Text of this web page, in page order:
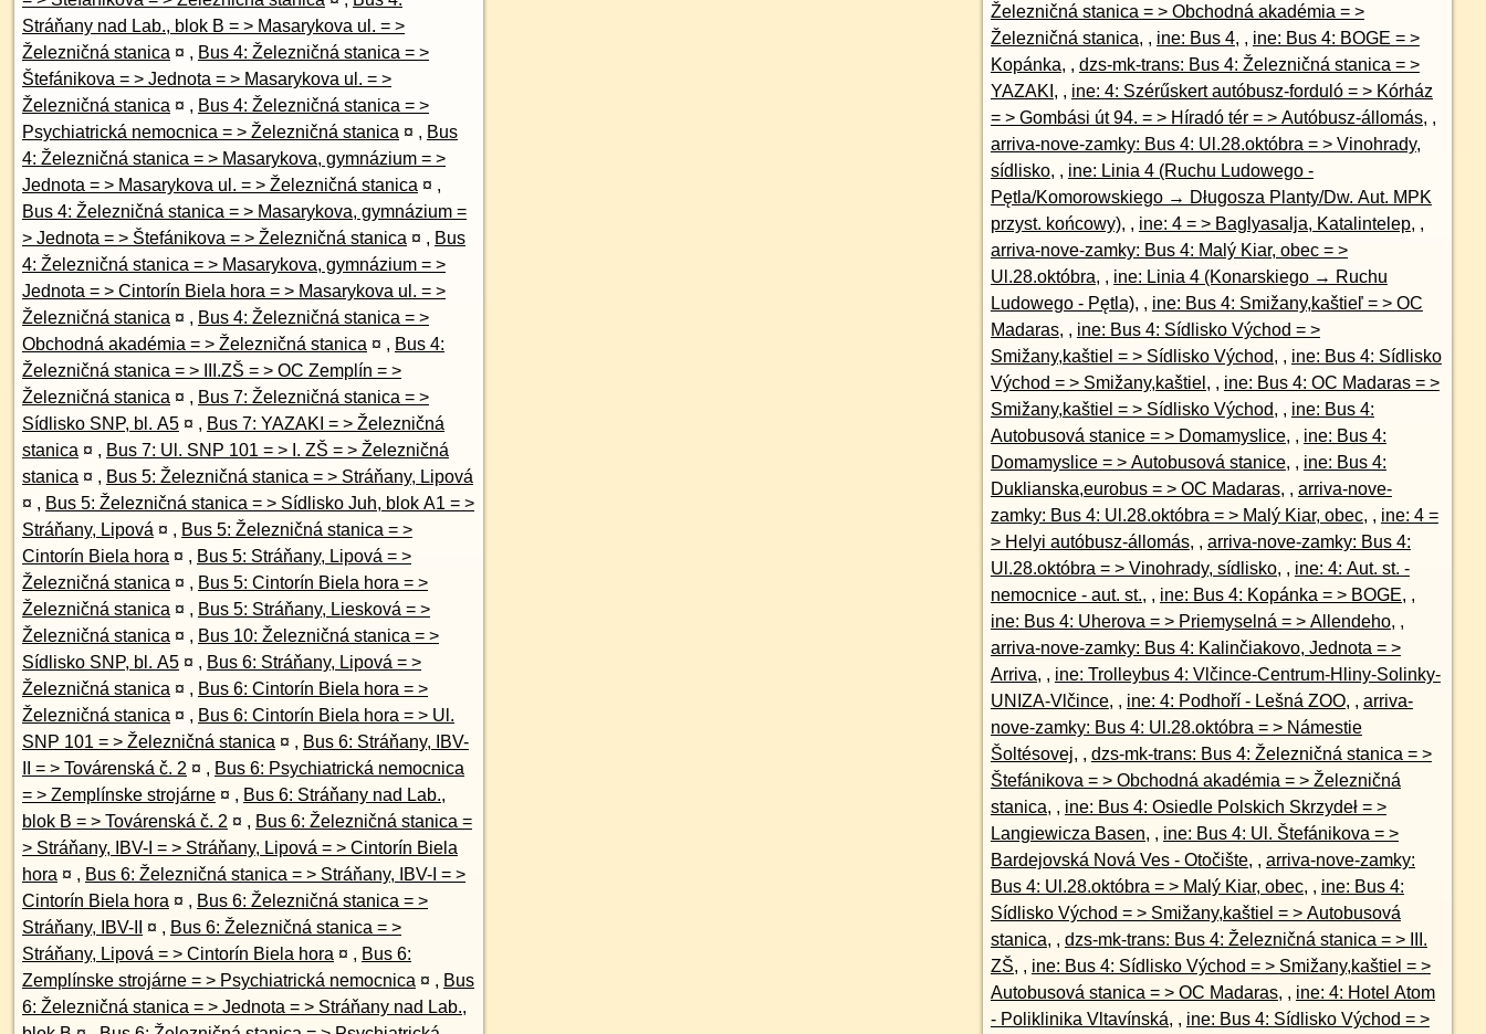
Stráňany nad Lab., blok B = > Masarykova ul. = >
Železničná stanica ¤ , Bus 4: Železničná stanica = >
Štefánikova = > Jednota = > Masarykova ul. = >
Železničná stanica ¤ , Bus 4: Železničná stanica = >
Psychiatrická nemocnica = > Železničná stanica ¤ , Bus
4: Železničná stanica = > Masarykova, gymnázium = >
Jednota = > Masarykova ul. = > Železničná stanica ¤ ,
Bus 4: Železničná stanica = > Masarykova, gymnázium =
> Jednota = > Štefánikova = > Železničná stanica ¤ , Bus
4: Železničná stanica = > Masarykova, gymnázium = >
Jednota = > Cintorín Biela hora = > Masarykova ul. = >
Železničná stanica ¤ , Bus 4: Železničná stanica = >
Obchodná akadémia = > Železničná stanica ¤ , Bus 4:
Železničná stanica = > III.ZŠ = > OC Zemplín = >
Železničná stanica ¤ , Bus 7: Železničná stanica = >
Sídlisko SNP, bl. A5 ¤ , Bus 7: YAZAKI = > Železničná
stanica ¤ , Bus 7: Ul. SNP 101 = > I. ZŠ = > Železničná
stanica ¤ ,
Bus 5: Železničná stanica = > Stráňany, Lipová
¤ , Bus 5: Železničná stanica = > Sídlisko Juh, blok A1 = >
Stráňany, Lipová ¤ , Bus 5: Železničná stanica = >
Cintorín Biela hora ¤ , Bus 5: Stráňany, Lipová = >
Železničná stanica ¤ , Bus 5: Cintorín Biela hora = >
Železničná stanica ¤ , Bus 5: Stráňany, Liesková = >
Železničná stanica ¤ , Bus 10: Železničná stanica = >
Sídlisko SNP, bl. A5 ¤ , Bus 6: Stráňany, Lipová = >
Železničná stanica ¤ , Bus 6: Cintorín Biela hora = >
Železničná stanica ¤ , Bus 6: Cintorín Biela hora = > Ul.
SNP 101 = > Železničná stanica ¤ , Bus 6: Stráňany, IBV-
II = > Továrenská č. 2 ¤ , Bus 6: Psychiatrická nemocnica
= > Zemplínske strojárne ¤ , Bus 6: Stráňany nad Lab.,
blok B = > Továrenská č. 2 ¤ , Bus 6: Železničná stanica =
> Stráňany, IBV-I = > Stráňany, Lipová = > Cintorín Biela
hora ¤ , Bus 6: Železničná stanica = > Stráňany, IBV-I = >
Cintorín Biela hora ¤ , Bus 6: Železničná stanica = >
Stráňany, IBV-II
¤ , Bus 6: Železničná stanica = >
Stráňany, Lipová = > Cintorín Biela hora ¤ , Bus 6:
Zemplínske strojárne = > Psychiatrická nemocnica ¤ , Bus
6: Železničná stanica = > Jednota = > Stráňany nad Lab.,
Železničná stanica = > Obchodná akadémia = >
Železničná stanica, , ine: Bus 4, , ine: Bus 4: BOGE = >
Kopánka, , dzs-mk-trans: Bus 4: Železničná stanica = >
YAZAKI , , ine: 4: Szérűskert autóbusz-forduló = > Kórház
= > Gombási út 94. = > Híradó tér = > Autóbusz-állomás, ,
arriva-nove-zamky: Bus 4: Ul.28.októbra = > Vinohrady,
sídlisko, , ine: Linia 4 (Ruchu Ludowego -
Pętla/Komorowskiego → Długosza Planty/Dw. Aut. MPK
przyst. końcowy), , ine: 4 = > Baglyasalja, Katalintelep, ,
arriva-nove-zamky: Bus 4: Malý Kiar, obec = >
Ul.28.októbra, , ine: Linia 4 (Konarskiego → Ruchu
Ludowego - Pętla), , ine: Bus 4: Smižany,kaštieľ = > OC
Madaras, , ine: Bus 4: Sídlisko Východ = >
Smižany,kaštiel = > Sídlisko Východ, , ine: Bus 4: Sídlisko
Východ = > Smižany,kaštiel , , ine: Bus 4: OC Madaras = >
Smižany,kaštiel = > Sídlisko Východ, , ine: Bus 4:
Autobusová stanice = > Domamyslice, , ine: Bus 4:
Domamyslice = > Autobusová stanice, , ine: Bus 4:
Duklianska,eurobus = > OC Madaras, , arriva-nove-
zamky: Bus 4: Ul.28.októbra = > Malý Kiar, obec, , ine: 4 =
> Helyi autóbusz-állomás, , arriva-nove-zamky: Bus 4:
Ul.28.októbra = > Vinohrady, sídlisko, , ine: 4: Aut. st. -
nemocnice - aut. st., , ine: Bus 4: Kopánka = > BOGE, ,
ine: Bus 4: Uherova = > Priemyselná = > Allendeho, ,
arriva-nove-zamky: Bus 4: Kalinčiakovo, Jednota = >
Arriva, , ine: Trolleybus 4: Vlčince-Centrum-Hliny-Solinky-
UNIZA-Vlčince, , ine: 4: Podhoří - Lešná ZOO, , arriva-
nove-zamky: Bus 4: Ul.28.októbra = > Námestie
Šoltésovej, , dzs-mk-trans: Bus 4: Železničná stanica = >
Štefánikova = > Obchodná akadémia = > Železničná
stanica, , ine: Bus 4: Osiedle Polskich Skrzydeł = >
Langiewicza Basen, , ine: Bus 4: Ul. Štefánikova = >
Bardejovská Nová Ves - Otočište, , arriva-nove-zamky:
Bus 4: Ul.28.októbra = > Malý Kiar, obec, , ine: Bus 4:
Sídlisko Východ = > Smižany,kaštiel = > Autobusová
stanica, , dzs-mk-trans: Bus 4: Železničná stanica = > III.
ZŠ, , ine: Bus 4: Sídlisko Východ = > Smižany,kaštiel = >
Autobusová stanica = > OC Madaras, , ine: 4: Hotel Atom
- Poliklinika Vltavínská, , ine: Bus 4: Sídlisko Východ = >